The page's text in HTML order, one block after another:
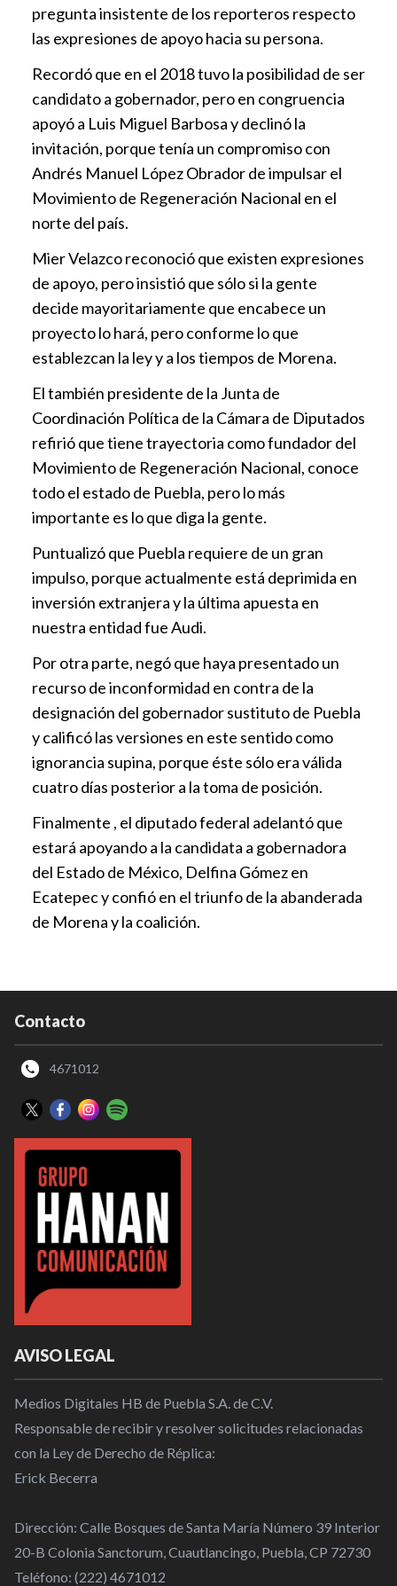
pregunta insistente de los reporteros respecto
las expresiones de apoyo hacia su persona.
Recordó que en el 2018 tuvo la posibilidad de ser
candidato a gobernador, pero en congruencia
apoyó a Luis Miguel Barbosa y declinó la
invitación, porque tenía un compromiso con
Andrés Manuel López Obrador de impulsar el
Movimiento de Regeneración Nacional en el
norte del país.
Mier Velazco reconoció que existen expresiones
de apoyo, pero insistió que sólo si la gente
decide mayoritariamente que encabece un
proyecto lo hará, pero conforme lo que
establezcan la ley y a los tiempos de Morena.
El también presidente de la Junta de
Coordinación Política de la Cámara de Diputados
refirió que tiene trayectoria como fundador del
Movimiento de Regeneración Nacional, conoce
todo el estado de Puebla, pero lo más
importante es lo que diga la gente.
Puntualizó que Puebla requiere de un gran
impulso, porque actualmente está deprimida en
inversión extranjera y la última apuesta en
nuestra entidad fue Audi.
Por otra parte, negó que haya presentado un
recurso de inconformidad en contra de la
designación del gobernador sustituto de Puebla
y calificó las versiones en este sentido como
ignorancia supina, porque éste sólo era válida
cuatro días posterior a la toma de posición.
Finalmente , el diputado federal adelantó que
estará apoyando a la candidata a gobernadora
del Estado de México, Delfina Gómez en
Ecatepec y confió en el triunfo de la abanderada
de Morena y la coalición.
Contacto
4671012
AVISO LEGAL
Medios Digitales HB de Puebla S.A. de C.V.
Responsable de recibir y resolver solicitudes relacionadas
con la Ley de Derecho de Réplica:
Erick Becerra
Dirección: Calle Bosques de Santa María Número 39 Interior
20-B Colonia Sanctorum, Cuautlancingo, Puebla, CP 72730
Teléfono: (222) 4671012